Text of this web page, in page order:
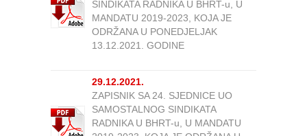
SINDIKATA RADNIKA U BHRT-u, U
MANDATU 2019-2023, KOJA JE
ODRŽANA U PONEDJELJAK
13.12.2021. GODINE
29.12.2021.
ZAPISNIK SA 24. SJEDNICE UO
SAMOSTALNOG SINDIKATA
RADNIKA U BHRT-u, U MANDATU